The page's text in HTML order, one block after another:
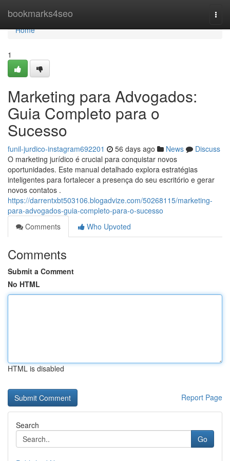
bookmarks4seo
Home
Home
1
Marketing para Advogados:
Guia Completo para o
Sucesso
funil-jurdico-instagram692201 56 days ago News
Discuss
O marketing jurídico é crucial para conquistar novos
oportunidades. Este manual detalhado explora estratégias
inteligentes para fortalecer a presença do seu escritório e gerar
novos contatos .
https://darrentxbt503106.blogadvize.com/50268115/marketing-
para-advogados-guia-completo-para-o-sucesso
Comments
Who Upvoted
Comments
Submit a Comment
No HTML
HTML is disabled
Report Page
Search
Go